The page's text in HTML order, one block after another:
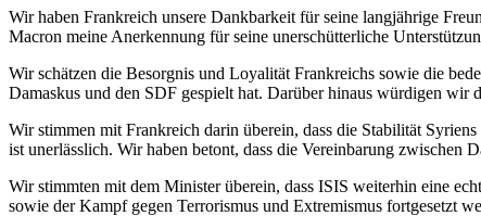
Wir haben Frankreich unsere Dankbarkeit für seine langjährige
Macron meine Anerkennung für seine unerschütterliche
Wir schätzen die Besorgnis und Loyalität Frankreichs sowie die
Damaskus und den SDF gespielt hat. Darüber hinaus würdigen wir
Wir stimmen mit Frankreich darin überein, dass die Stabilität
ist unerlässlich. Wir haben betont, dass die Vereinbarung zwischen
Wir stimmten mit dem Minister überein, dass ISIS weiterhin eine
sowie der Kampf gegen Terrorismus und Extremismus fortgesetzt